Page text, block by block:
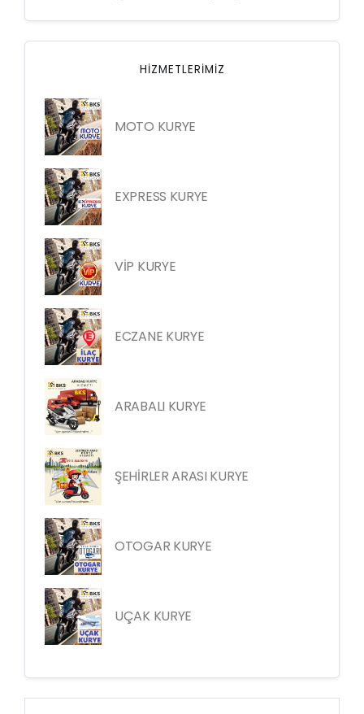
HIZMETLERIMIZ
MOTO KURYE
EXPRESS KURYE
VİP KURYE
ECZANE KURYE
ARABALI KURYE
ŞEHİRLER ARASI KURYE
OTOGAR KURYE
UÇAK KURYE